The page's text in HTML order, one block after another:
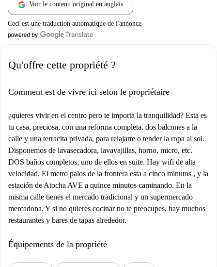
Voir le contenu original en anglais
Ceci est une traduction automatique de l'annonce
Qu'offre cette propriété ?
Comment est de vivre ici selon le propriétaire
¿quieres vivir en el centro pero te importa la tranquilidad? Esta es
tu casa, preciosa, con una reforma completa, dos balcones a la
calle y una terracita privada, para relajarte o tender la ropa al sol.
Disponemos de lavasecadora, lavavajillas, horno, micro, etc.
DOS baños completos, uno de ellos en suite. Hay wifi de alta
velocidad. El metro palos de la frontera esta a cinco minutos , y la
estación de Atocha AVE a quince minutos caminando. En la
misma calle tienes el mercado tradicional y un supermercado
mercadona. Y si no quieres cocinar no te preocupes, hay muchos
restaurantes y bares de tapas alrededor.
Équipements de la propriété